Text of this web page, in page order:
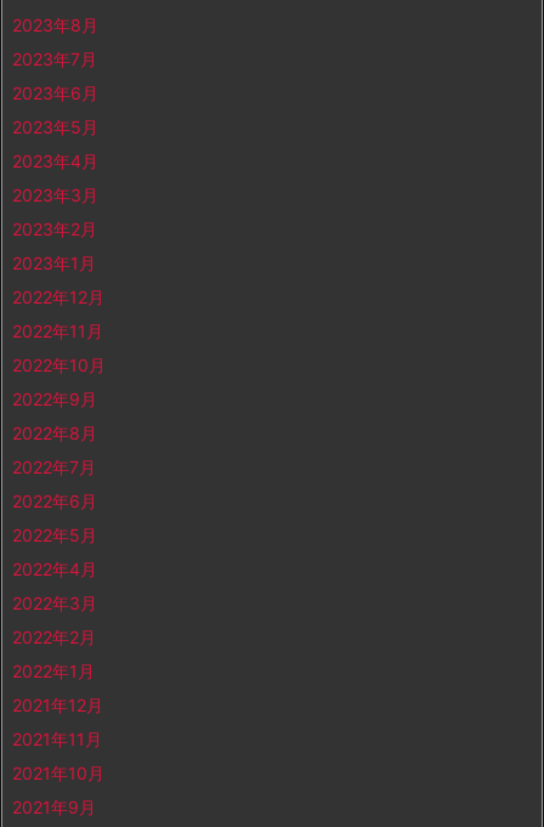
2023年8月
2023年7月
2023年6月
2023年5月
2023年4月
2023年3月
2023年2月
2023年1月
2022年12月
2022年11月
2022年10月
2022年9月
2022年8月
2022年7月
2022年6月
2022年5月
2022年4月
2022年3月
2022年2月
2022年1月
2021年12月
2021年11月
2021年10月
2021年9月